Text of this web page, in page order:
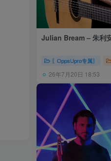
Julian Bream – 朱利
〖OppsUpro专属〗
26年7月20日 18:53